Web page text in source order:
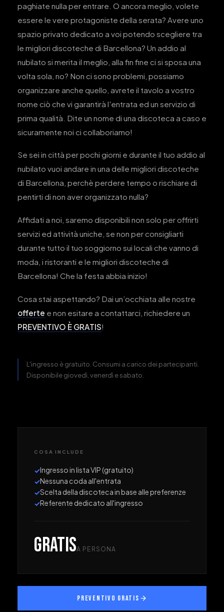
paghiate nulla per entrare. O ancora meglio, volete
essere le vere protagoniste della serata? Avere uno
spazio privato dedicato a voi potendo scegliere tra
le migliori discoteche di Barcellona? Un addio al
nubilato si merita il meglio, alla fin fine ci si sposa una
volta sola, no? Non ci sono problemi, possiamo
organizzare anche quello, avrete il tavolo a vostro
nome ciò che vi garantirà l'entrata ed un servizio di
prima qualità. Dite un nome di una discoteca a caso e
sicuramente noi ci collaboriamo!
Se sei in città per pochi giorni e durante il tuo addio al
nubilato vuoi andare in una delle migliori discoteche
di Barcellona, perchè perdere tempo o rischiare di
pentirti di non aver organizzato nulla?
Affidati a noi, saremo disponibili non solo per offrirti
servizi ed attività uniche, se non per consigliarti
durante tutto il tuo soggiorno sui locali che vanno di
moda, i ristoranti e le migliori discoteche di
Barcellona! Che la festa abbia inizio!
Cosa stai aspettando? Dai un’occhiata alle nostre
offerte e non esitare a contattarci, richiedere un
PREVENTIVO È GRATIS!
L'ingresso è gratuito. Consumi a carico dei partecipanti.
Disponibile giovedì, venerdì e sabato.
COSA INCLUDE
✓Ingresso in lista VIP (gratuito)
✓Nessuna coda all'entrata
✓Scelta della discoteca in base alle preferenze
✓Referente dedicato all'ingresso
GRATISA PERSONA
PREVENTIVO GRATIS